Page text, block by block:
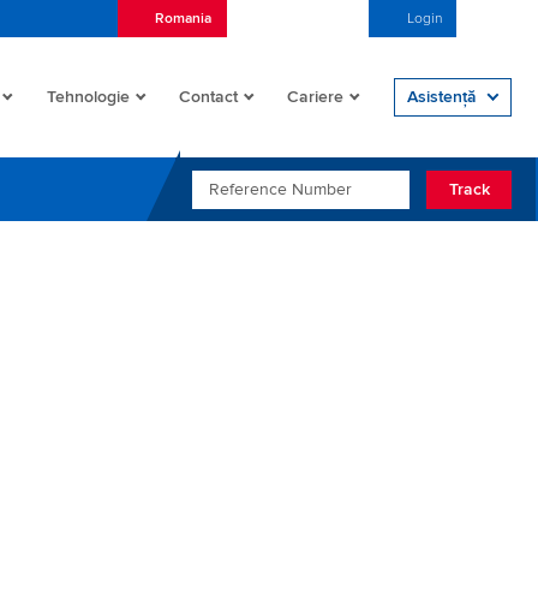
Romania Login
Tehnologie Contact Cariere Asistență
REFERENCE NUMBER
Track